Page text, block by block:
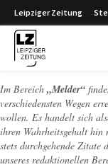
Leipziger Zeitung
Im Bereich „Melder“
verschiedensten Wegen
wollen. Es handelt sich
ihren Wahrheitsgehalt
stets durchgehende Zitate
unseres redaktionellen